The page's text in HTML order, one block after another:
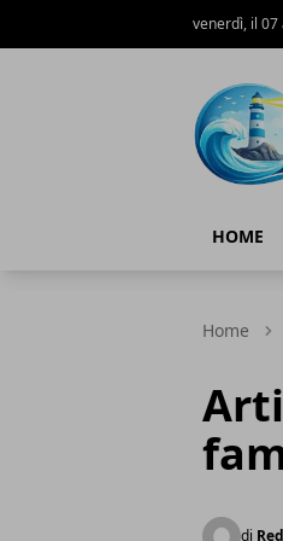
venerdì, il 07
HOME
Home
di